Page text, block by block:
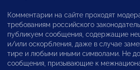
Комментарии на сайте проходят
требованиям российского
публикуем сообщения, содержащие
и/или оскорбления, даже в случае
тире и любыми иными символами. Не
сообщения, призывающие к